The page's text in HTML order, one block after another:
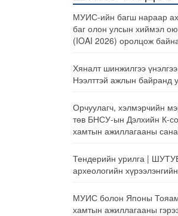
МУИС-ийн багш нараар
баг олон улсын хиймэл
(IOAI 2026) оролцож
Хяналт шинжилгээ
Нээлттэй ажлын байранд
Орчуулагч, хэлмэрчийн
төв БНСУ-ын Дэлхийн К-
хамтын ажиллагааны
Тендерийн урилга |
археологийн
МУИС болон Японы
хамтын ажиллагааны